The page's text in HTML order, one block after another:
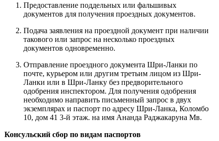
Предоставление поддельных или фальшивых
документов для получения проездных документов.
Подача заявления на проездной документ при наличии
такового или запрос на несколько проездных
документов одновременно.
Отправление проездного документа Шри-Ланки по
почте, курьером или другим третьим лицом из Шри-
Ланки или в Шри-Ланку без предворительного
одобрения инспектором. Для получения одобрения
необходимо направить письменный запрос в двух
экземплярах и паспорт по адресу Шри-Ланка, Коломбо
10, дом 41 3-й этаж. на имя Ананда Раджакаруна Мв.
Консульский сбор по видам паспортов